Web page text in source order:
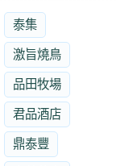
泰集
激旨燒鳥
品田牧場
君品酒店
鼎泰豐